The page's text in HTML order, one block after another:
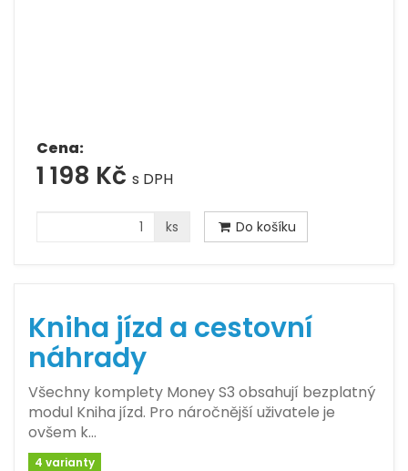
Cena:
1 198 Kč s DPH
ks Do košíku
Kniha jízd a cestovní
náhrady
Všechny komplety Money S3 obsahují bezplatný
modul Kniha jízd. Pro náročnější uživatele je
ovšem k…
4 varianty